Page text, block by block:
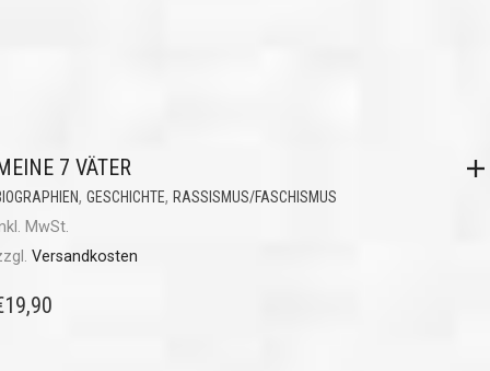
7 VÄTER
, GESCHICHTE, RASSISMUS/FASCHISMUS
MwSt.
Versandkosten
19,90